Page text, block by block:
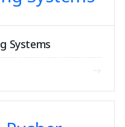
Systems